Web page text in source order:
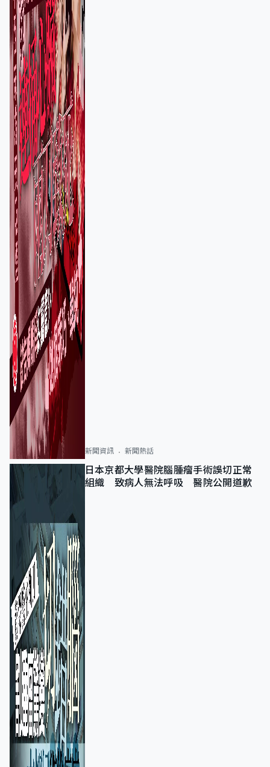
新聞資訊 新聞熱話
日本京都大學醫院腦腫瘤手術誤切正常
組織 致病人無法呼吸 醫院公開道歉